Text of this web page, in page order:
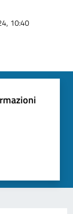
10:40